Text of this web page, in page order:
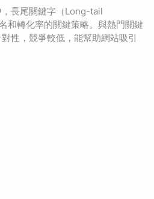
長尾關鍵字（Long-tail
和轉化率的關鍵策略。與熱門關鍵
性，競爭較低，能幫助網站吸引